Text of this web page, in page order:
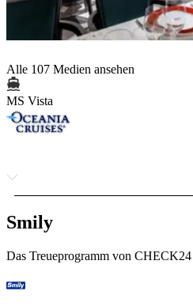
Alle 107 Medien ansehen
MS Vista
Smily
Das Treueprogramm von CHECK24